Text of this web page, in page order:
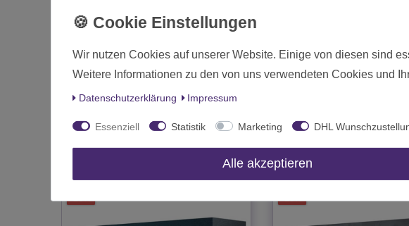
Art.-ID
Hersteller
Herstellungsland
Das passt zu diesem Produkt:
Wir nutzen Cookies auf unserer Website. Einige von diesen sind
Weitere Informationen zu den von uns verwendeten Cookies und
Daten­schutz­erklärung Impressum
Essenziell Statistik Marketing DHL
Alle akzeptieren